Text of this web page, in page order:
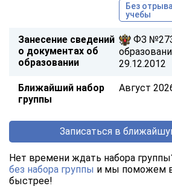
Без
учебы
Занесение сведений
о документах об
образовании
ФЗ
29.12.2012
Ближайший набор
группы
Август
Записаться в
Нет времени ждать набора
без набора группы и мы поможем
быстрее!